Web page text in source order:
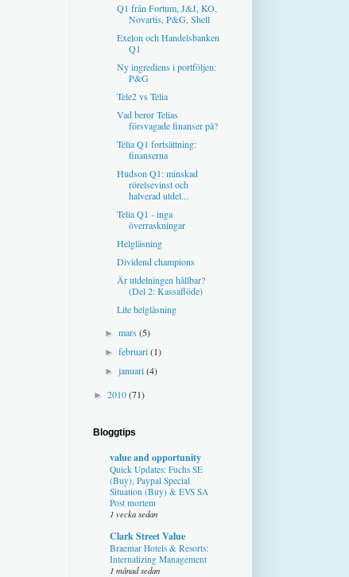
Q1 från Fortum, J&J, KO,
Novartis, P&G, Shell
Exelon och Handelsbanken
Q1
Ny ingrediens i portföljen:
P&G
Tele2 vs Telia
Vad beror Telias
försvagade finanser på?
Telia Q1 fortsättning:
finanserna
Hudson Q1: minskad
rörelsevinst och
halverad utdel...
Telia Q1 - inga
överraskningar
Helgläsning
Dividend champions
Är utdelningen hållbar?
(Del 2: Kassaflöde)
Lite helgläsning
►mars(5)
►februari(1)
►januari(4)
► 2010(71)
Bloggtips
value and opportunity
Quick Updates: Fuchs SE
(Buy), Paypal Special
Situation (Buy) & EVS SA
Post mortem
1 vecka sedan
Clark Street Value
Braemar Hotels & Resorts:
Internalizing Management
1 månad sedan